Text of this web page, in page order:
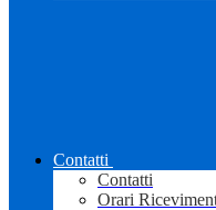
Contatti
Contatti
Orari